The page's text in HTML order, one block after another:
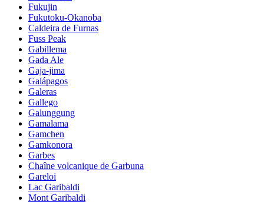
Fukujin
Fukutoku-Okanoba
Caldeira de Furnas
Fuss Peak
Gabillema
Gada Ale
Gaja-jima
Galápagos
Galeras
Gallego
Galunggung
Gamalama
Gamchen
Gamkonora
Garbes
Chaîne volcanique de Garbuna
Gareloi
Lac Garibaldi
Mont Garibaldi